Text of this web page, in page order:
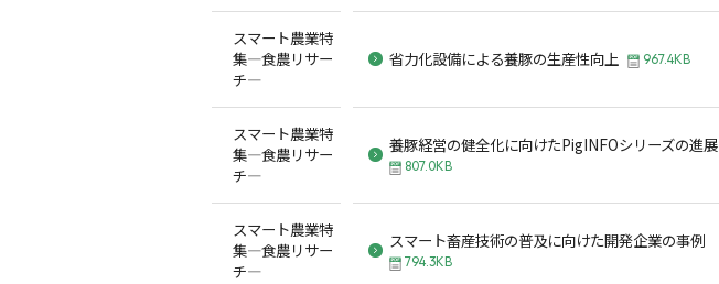
スマート農業特
集―食農リサー
チ―
省力化設備による養豚の生産性向上 967.4KB
スマート農業特
集―食農リサー
チ―
養豚経営の健全化に向けたPigINFOシリーズの進展
807.0KB
スマート農業特
集―食農リサー
チ―
スマート畜産技術の普及に向けた開発企業の事例
794.3KB